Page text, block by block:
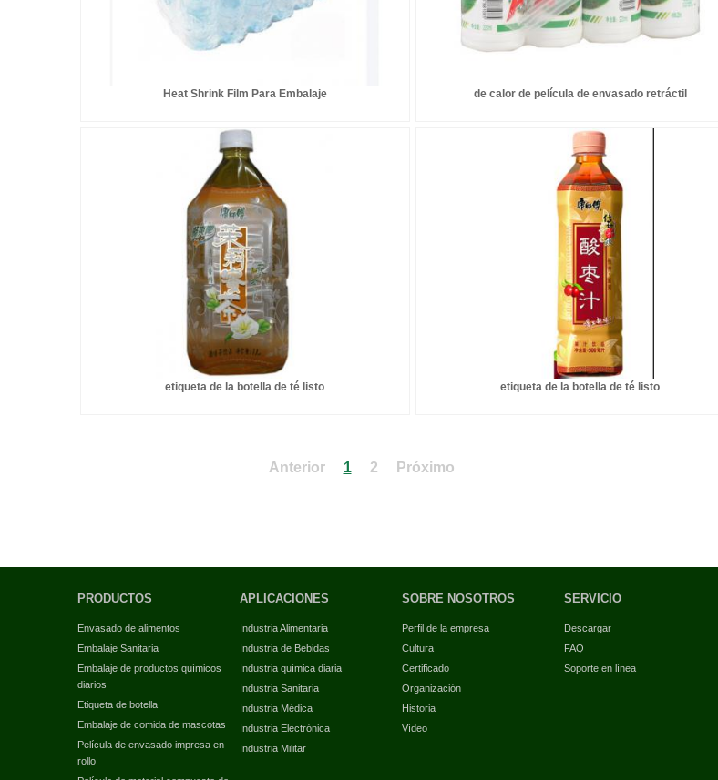
Heat Shrink Film Para Embalaje de calor de película de envasado retráctil
etiqueta de la botella de té listo etiqueta de la botella de té listo
Anterior 1 2 Próximo
PRODUCTOS
Envasado de alimentos
Embalaje Sanitaria
Embalaje de productos químicos
diarios
Etiqueta de botella
Embalaje de comida de mascotas
Película de envasado impresa en
rollo
APLICACIONES
Industria Alimentaria
Industria de Bebidas
Industria química diaria
Industria Sanitaria
Industria Médica
Industria Electrónica
Industria Militar
SOBRE NOSOTROS
Perfil de la empresa
Cultura
Certificado
Organización
Historia
Vídeo
SERVICIO
Descargar
FAQ
Soporte en línea